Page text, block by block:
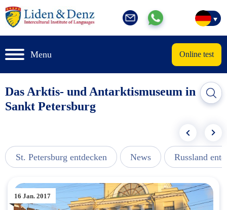
Menu Online test
Das Arktis- und Antarktismuseum in
Sankt Petersburg
St. Petersburg entdecken News Russland
16 Jan. 2017